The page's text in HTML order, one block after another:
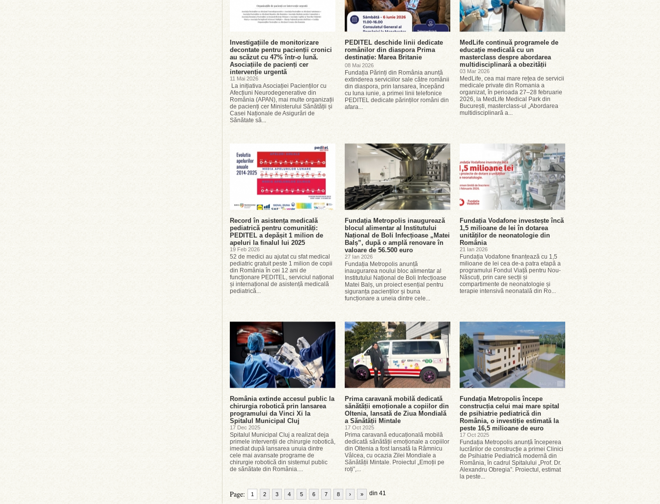
Investigațiile de monitorizare
decontate pentru pacienții cronici
au scăzut cu 47% într-o lună.
Asociațiile de pacienți cer
intervenție urgentă
11 Mai 2026
La inițiativa Asociației Pacienților cu
Afecțiuni Neurodegenerative din
România (APAN), mai multe organizații
de pacienți cer Ministerului Sănătății și
Casei Naționale de Asigurări de
Sănătate să...
PEDITEL deschide linii dedicate
românilor din diaspora Prima
destinație: Marea Britanie
08 Mai 2026
Fundația Părinți din România anunță
extinderea serviciilor sale către românii
din diaspora, prin lansarea, începând
cu luna iunie, a primei linii telefonice
PEDITEL dedicate părinților români din
afara...
MedLife continuă programele de
educație medicală cu un
masterclass despre abordarea
multidisciplinară a obezității
03 Mar 2026
MedLife, cea mai mare rețea de servicii
medicale private din Romania a
organizat, în perioada 27–28 februarie
2026, la MedLife Medical Park din
București, masterclass-ul „Abordarea
multidisciplinară a...
Record în asistența medicală
pediatrică pentru comunități:
PEDITEL a depășit 1 milion de
apeluri la finalul lui 2025
19 Feb 2026
52 de medici au ajutat cu sfat medical
pediatric gratuit peste 1 milion de copii
din România în cei 12 ani de
funcționare PEDITEL, serviciul național
și internațional de asistență medicală
pediatrică...
Fundația Metropolis inaugurează
blocul alimentar al Institutului
Național de Boli Infecțioase „Matei
Balș”, după o amplă renovare în
valoare de 56.500 euro
27 Ian 2026
Fundația Metropolis anunță
inaugurarea noului bloc alimentar al
Institutului Național de Boli Infecțioase
Matei Balș, un proiect esențial pentru
siguranța pacienților și buna
funcționare a uneia dintre cele...
Fundația Vodafone investește încă
1,5 milioane de lei în dotarea
unităților de neonatologie din
România
21 Ian 2026
Fundația Vodafone finanțează cu 1,5
milioane de lei cea de-a patra etapă a
programului Fondul Viață pentru Nou-
Născuți, prin care secții și
compartimente de neonatologie și
terapie intensivă neonatală din Ro...
România extinde accesul public la
chirurgia robotică prin lansarea
programului da Vinci Xi la
Spitalul Municipal Cluj
17 Dec 2025
Spitalul Municipal Cluj a realizat deja
primele intervenții de chirurgie robotică,
imediat după lansarea unuia dintre
cele mai avansate programe de
chirurgie robotică din sistemul public
de sănătate din România....
Prima caravană mobilă dedicată
sănătății emoționale a copiilor din
Oltenia, lansată de Ziua Mondială
a Sănătății Mintale
17 Oct 2025
Prima caravană educațională mobilă
dedicată sănătății emoționale a copiilor
din Oltenia a fost lansată la Râmnicu
Vâlcea, cu ocazia Zilei Mondiale a
Sănătății Mintale. Proiectul „Emoții pe
roți”,...
Fundația Metropolis începe
construcția celui mai mare spital
de psihiatrie pediatrică din
România, o investiție estimată la
peste 16,5 milioane de euro
17 Oct 2025
Fundația Metropolis anunță începerea
lucrărilor de construcție a primei Clinici
de Psihiatrie Pediatrică modernă din
România, în cadrul Spitalului „Prof. Dr.
Alexandru Obregia”. Proiectul, estimat
la peste...
Page: 1 2 3 4 5 6 7 8 din 41
› »